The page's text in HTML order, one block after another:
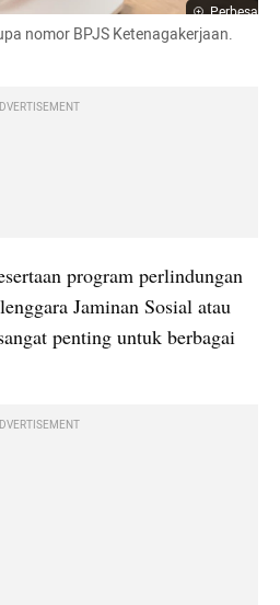
Perbesar
nomor BPJS Ketenagakerjaan.
program perlindungan
penting untuk berbagai